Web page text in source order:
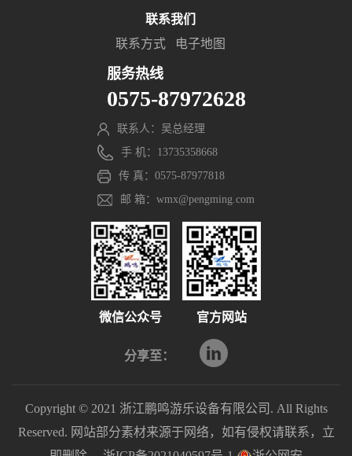
联系我们
联系方式
电子地图
服务热线
0575-87972628
联系人：吴总经理
手 机：13735358668
传 真：0575-87977818
邮 箱：wmx@pengming.com
微信公众号 官方网站
分享至：
Copyright © 2021 浙江鹏鸣游乐设备有限公司. All Rights
Reserved. 网站部分素材来源于网络，如有侵权请联系，立